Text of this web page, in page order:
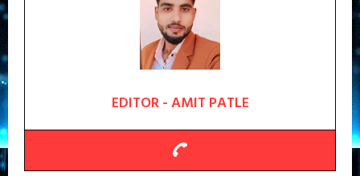
EDITOR - AMIT PATLE